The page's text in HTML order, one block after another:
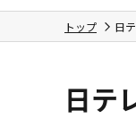
トップ 日
日テ